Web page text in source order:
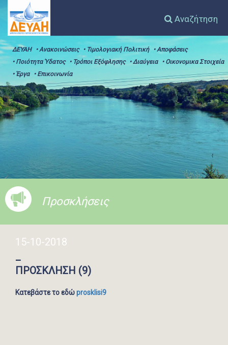
Αναζήτηση
ΔΕΥΑΗ • Ανακοινώσεις • Τιμολογιακή Πολιτική
• Αποφάσεις
• Ποιότητα Ύδατος
• Τρόποι Εξόφλησης • Διαύγεια
• Οικονομικα Στοιχεία
• Έργα
• Επικοινωνία
Προσκλήσεις
15-10-2018
_
ΠΡΟΣΚΛΗΣΗ (9)
Κατεβάστε το εδώprosklisi9